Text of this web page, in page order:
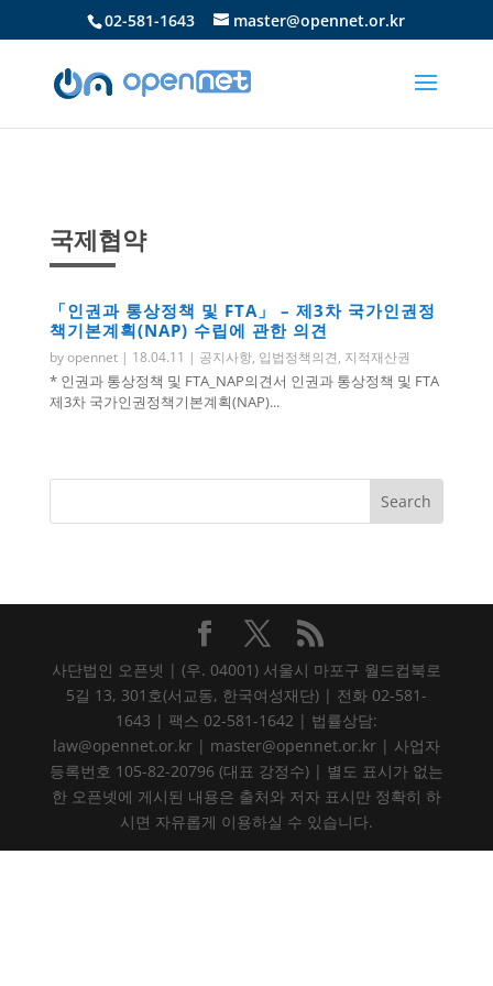
02-581-1643 master@opennet.or.kr
국제협약
「인권과 통상정책 및 FTA」 – 제3차 국가인권정
책기본계획(NAP) 수립에 관한 의견
byopennet| 18.04.11 | 공지사항, 입법정책의견, 지적재산권
* 인권과 통상정책 및 FTA_NAP의견서 인권과 통상정책 및 FTA
제3차 국가인권정책기본계획(NAP)...
사단법인 오픈넷 | (우. 04001) 서울시 마포구 월드컵북로
5길 13, 301호(서교동, 한국여성재단) | 전화 02-581-
1643 | 팩스 02-581-1642 | 법률상담:
law@opennet.or.kr | master@opennet.or.kr | 사업자
등록번호 105-82-20796 (대표 강정수) | 별도 표시가 없는
한 오픈넷에 게시된 내용은 출처와 저자 표시만 정확히 하
시면 자유롭게 이용하실 수 있습니다.